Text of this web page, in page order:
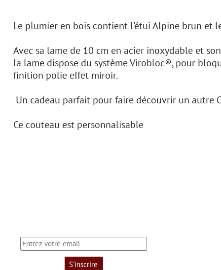
Le plumier en bois contient l'étui Alpine brun et
Avec sa lame de 10 cm en acier inoxydable et
la lame dispose du système Virobloc®, pour
finition polie effet miroir.
Un cadeau parfait pour faire découvrir un autre
Ce couteau est personnalisable